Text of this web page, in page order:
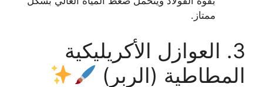
ممتاز.
3. العوازل الأكريليكية
المطاطية (الربر)